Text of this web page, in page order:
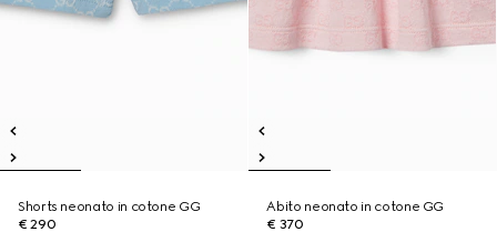
Shorts neonato in cotone GG
€ 290
Abito neonato in cotone GG
€ 370